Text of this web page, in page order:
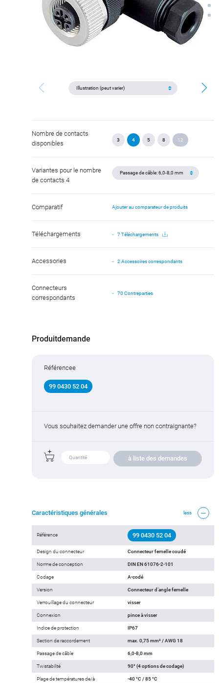
Nombre de contacts
disponibles
3 4 5 8 12
Variantes pour le nombre
de contacts 4
Comparatif Ajouter au comparateur de produits
Téléchargements 7 Téléchargements
Accessories 2 Accessoires correspondants
Connecteurs
correspondants
70 Contreparties
Produitdemande
Référencee
99 0430 52 04
Vous souhaitez demander une offre non contraignante?
à liste des demandes
Caractéristiques générales less
Référence 99 0430 52 04
Design du connecteur Connecteur femelle coudé
Norme de conception DIN EN 61076-2-101
Codage A-codé
Version Connecteur d‘angle femelle
Verrouillage du connecteur visser
Connexion pince à visser
Indice de protection IP67
Section de raccordement max. 0,75 mm² / AWG 18
Passage de câble 6,0-8,0 mm
Twistabilité 90° (4 options de codage)
Plage de températures de/à -40 °C / 85 °C